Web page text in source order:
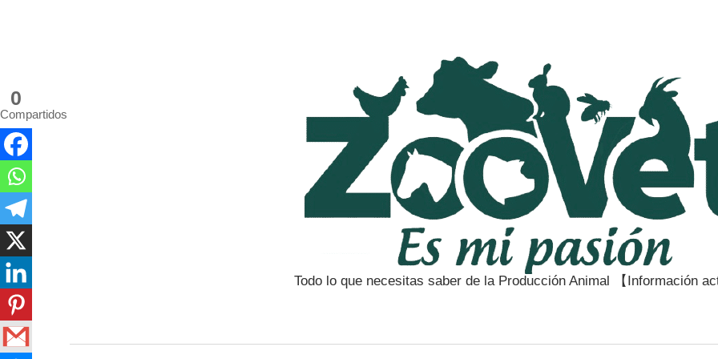
Todo lo que necesitas saber de la Producción Animal 【Información
0
Compartidos